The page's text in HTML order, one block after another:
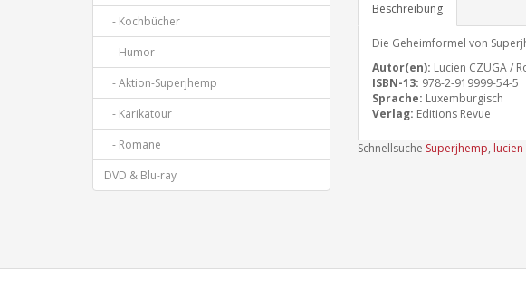
- Kochbücher
- Humor
- Aktion-Superjhemp
- Karikatour
- Romane
DVD & Blu-ray
Beschreibung
Die Geheimformel von
Autor(en): Lucien CZUGA /
ISBN-13: 978-2-919999-54-5
Sprache: Luxemburgisch
Verlag: Editions Revue
Schnellsuche Superjhemp, lucien